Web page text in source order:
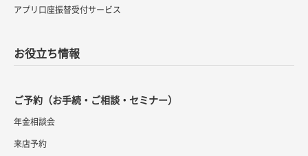
アプリ口座振替受付サービス
お役立ち情報
ご予約（お手続・ご相談・セミナー）
年金相談会
来店予約